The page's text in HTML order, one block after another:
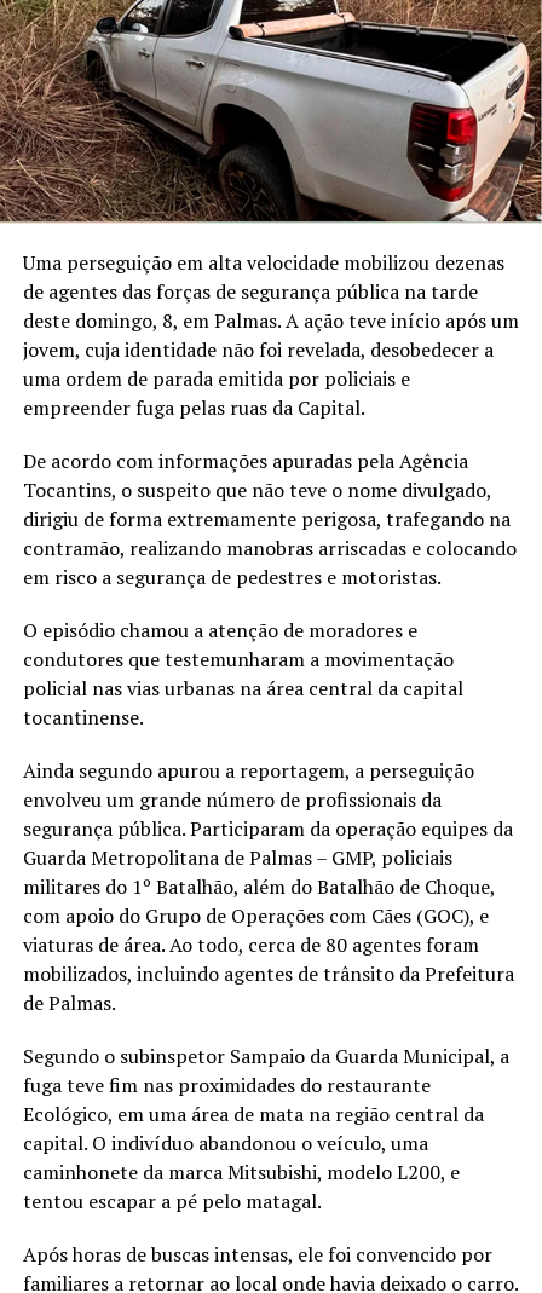
Uma perseguição em alta velocidade mobilizou dezenas
de agentes das forças de segurança pública na tarde
deste domingo, 8, em Palmas. A ação teve início após um
jovem, cuja identidade não foi revelada, desobedecer a
uma ordem de parada emitida por policiais e
empreender fuga pelas ruas da Capital.
De acordo com informações apuradas pela Agência
Tocantins, o suspeito que não teve o nome divulgado,
dirigiu de forma extremamente perigosa, trafegando na
contramão, realizando manobras arriscadas e colocando
em risco a segurança de pedestres e motoristas.
O episódio chamou a atenção de moradores e
condutores que testemunharam a movimentação
policial nas vias urbanas na área central da capital
tocantinense.
Ainda segundo apurou a reportagem, a perseguição
envolveu um grande número de profissionais da
segurança pública. Participaram da operação equipes da
Guarda Metropolitana de Palmas – GMP, policiais
militares do 1º Batalhão, além do Batalhão de Choque,
com apoio do Grupo de Operações com Cães (GOC), e
viaturas de área. Ao todo, cerca de 80 agentes foram
mobilizados, incluindo agentes de trânsito da Prefeitura
de Palmas.
Segundo o subinspetor Sampaio da Guarda Municipal, a
fuga teve fim nas proximidades do restaurante
Ecológico, em uma área de mata na região central da
capital. O indivíduo abandonou o veículo, uma
caminhonete da marca Mitsubishi, modelo L200, e
tentou escapar a pé pelo matagal.
Após horas de buscas intensas, ele foi convencido por
familiares a retornar ao local onde havia deixado o carro.